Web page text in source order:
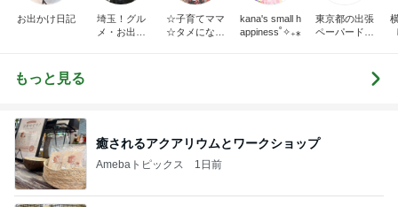
お出かけ日記
埼玉！グル
メ・お出か
☆子育てママ
☆タメになる
kana's small h
appiness˚✧₊⁎
東京都の出張
ペーパードラ
もっと見る
癒されるアクアリウムとワークショップ
Amebaトピックス 1日前